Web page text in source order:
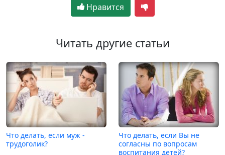
Нравится
Читать другие статьи
Что делать, если муж -
трудоголик?
Что делать, если Вы не
согласны по вопросам
воспитания детей?